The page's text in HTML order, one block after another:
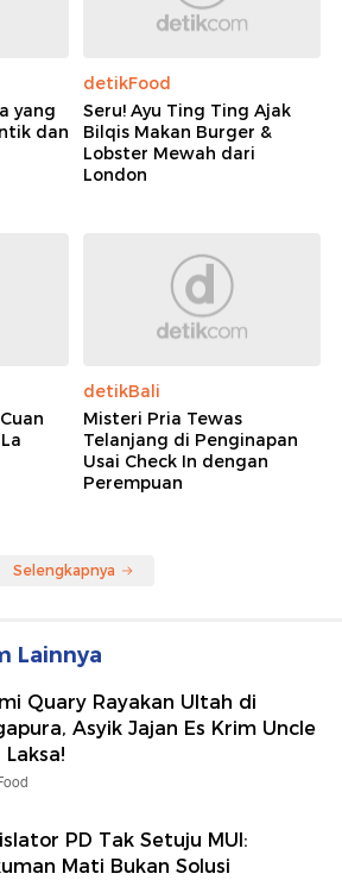
yang
dan
detikFood
Seru! Ayu Ting Ting Ajak
Bilqis Makan Burger &
Lobster Mewah dari
London
detikBali
Misteri Pria Tewas
Telanjang di Penginapan
Usai Check In dengan
Perempuan
Selengkapnya
Lainnya
Quary Rayakan Ultah di
Asyik Jajan Es Krim Uncle
Laksa!
PD Tak Setuju MUI:
Mati Bukan Solusi